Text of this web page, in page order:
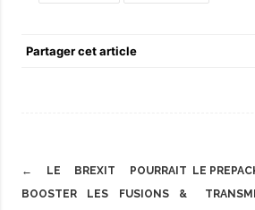
Partager cet article
Post
navigation
←
LE BREXIT POURRAIT
BOOSTER LES FUSIONS &
LE